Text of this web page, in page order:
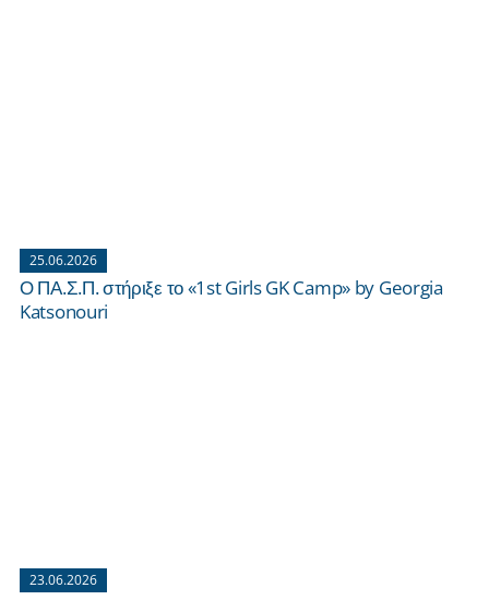
25.06.2026
Ο ΠΑ.Σ.Π. στήριξε το «1st Girls GK Camp» by Georgia
Katsonouri
23.06.2026